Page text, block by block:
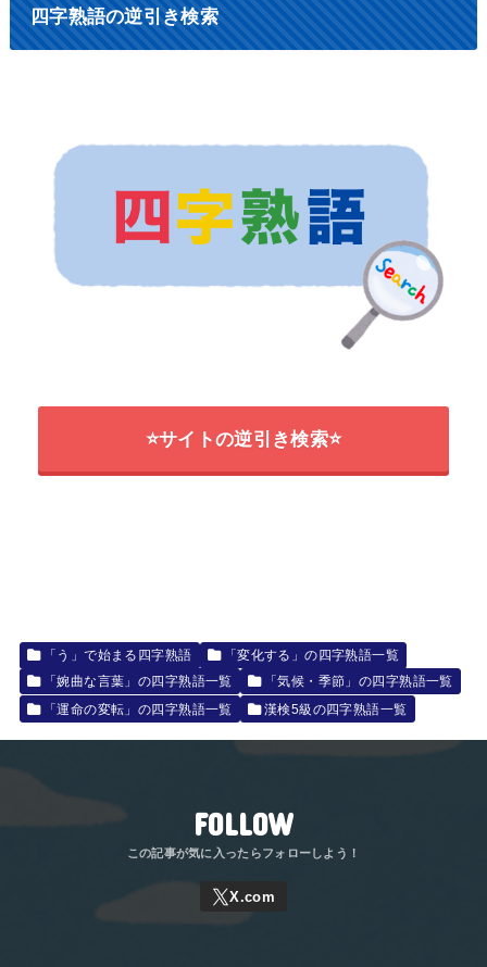
四字熟語の逆引き検索
⭐サイトの逆引き検索⭐
「う」で始まる四字熟語
「変化する」の四字熟語一覧
「婉曲な言葉」の四字熟語一覧
「気候・季節」の四字熟語一覧
「運命の変転」の四字熟語一覧
漢検5級の四字熟語一覧
FOLLOW